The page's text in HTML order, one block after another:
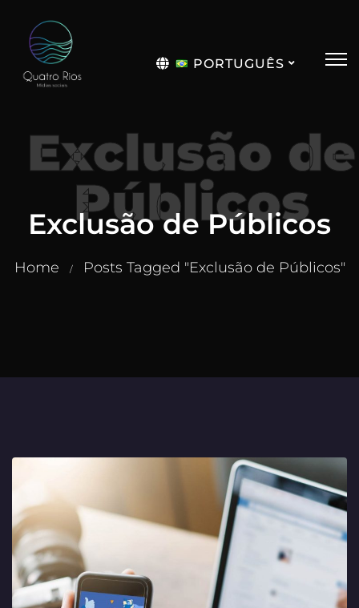
PORTUGUÊS
Exclusão de
Públicos
Exclusão de Públicos
Home / Posts Tagged "Exclusão de Públicos"